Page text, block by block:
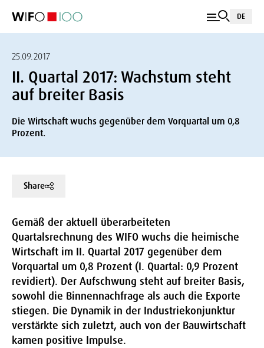
DE
25.09.2017
II. Quartal 2017: Wachstum steht
auf breiter Basis
Die Wirtschaft wuchs gegenüber dem Vorquartal um 0,8
Prozent.
Share
Gemäß der aktuell überarbeiteten
Quartalsrechnung des WIFO wuchs die heimische
Wirtschaft im II. Quartal 2017 gegenüber dem
Vorquartal um 0,8 Prozent (I. Quartal: 0,9 Prozent
revidiert). Der Aufschwung steht auf breiter Basis,
sowohl die Binnennachfrage als auch die Exporte
stiegen. Die Dynamik in der Industriekonjunktur
verstärkte sich zuletzt, auch von der Bauwirtschaft
kamen positive Impulse.